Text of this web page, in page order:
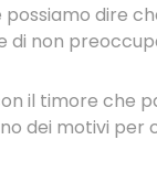
dire
non
il timore che
dei motivi